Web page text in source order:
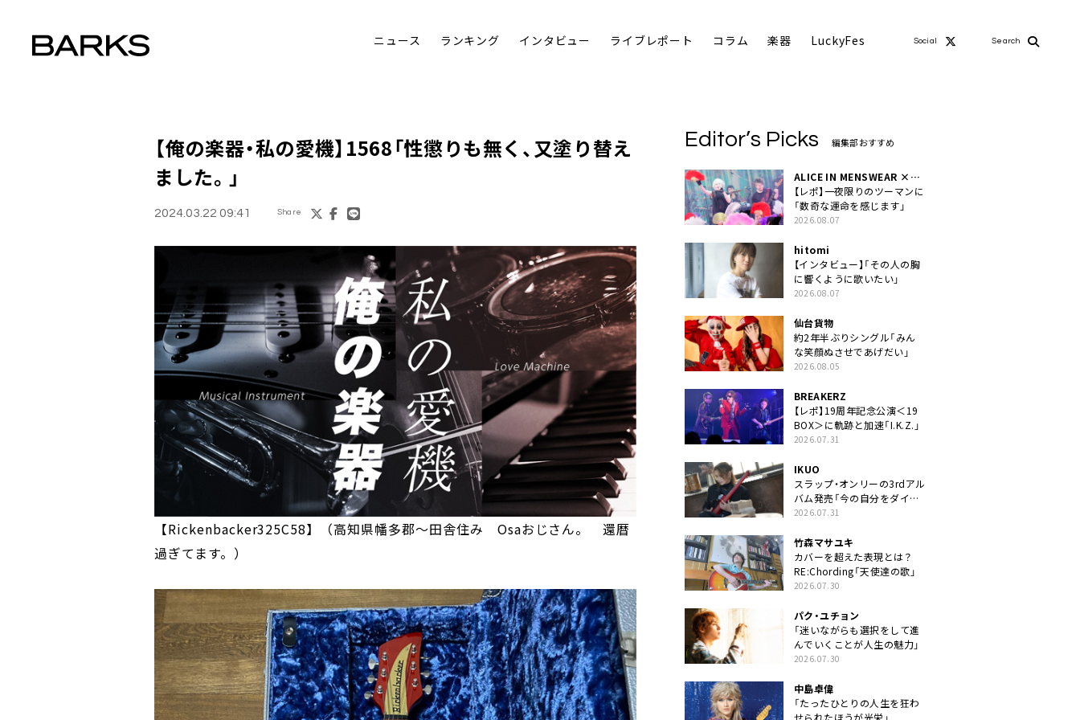
ニュース ランキング インタビュー ライブレポート コラム 楽器 LuckyFes Social Search
【俺の楽器・私の愛機】1568「性懲りも無く、又塗り替え
ました。」
2024.03.22 09:41 Share
【Rickenbacker325C58】（高知県幡多郡～田舎住み Osaおじさん。 還暦
過ぎてます。）
Editor’s Picks 編集部おすすめ
ALICE IN MENSWEAR ×
MASCHERA
【レポ】一夜限りのツーマンに
「数奇な運命を感じます」
2026.08.07
hitomi
【インタビュー】「その人の胸
に響くように歌いたい」
2026.08.07
仙台貨物
約2年半ぶりシングル「みん
な笑顔ぬさせであげだい」
2026.08.05
BREAKERZ
【レポ】19周年記念公演＜19
BOX＞に軌跡と加速「I.K.Z.」
2026.07.31
IKUO
スラップ・オンリーの3rdアル
バム発売「今の自分をダイレ
クトに」
2026.07.31
竹森マサユキ
カバーを超えた表現とは？
RE:Chording「天使達の歌」
2026.07.30
パク・ユチョン
「迷いながらも選択をして進
んでいくことが人生の魅力」
2026.07.30
中島卓偉
「たったひとりの人生を狂わ
せられたほうが光栄」